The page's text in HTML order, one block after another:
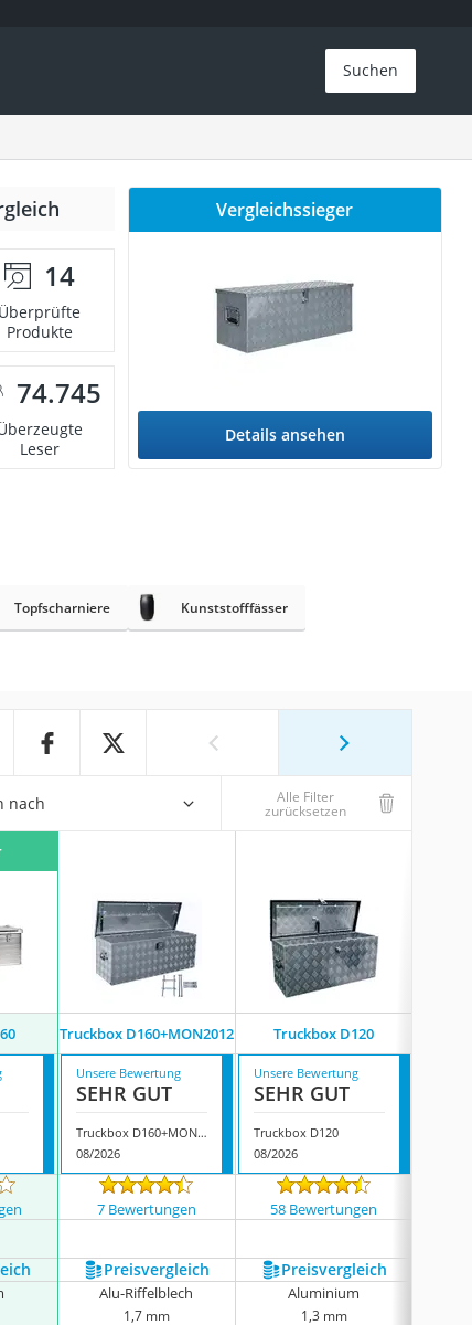
Suchen
14
Überprüfte
Produkte
74.745
Leser
Vergleichssieger
Details ansehen
Topfscharniere Kunststofffässer
nach Alle Filter
zurücksetzen
Truckbox D160+MON2012 Truckbox D120
Unsere Bewertung
SEHR GUT
Truckbox D160+MON2012
08/2026
Unsere Bewertung
SEHR GUT
Truckbox D120
08/2026
7 Bewertungen 58 Bewertungen
Preis­vergleich Preis­vergleich
Alu-Riffelblech
1,7 mm
Aluminium
1,3 mm